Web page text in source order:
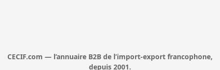
CECIF.com — l’annuaire B2B de l’import-export francophone,
depuis 2001.